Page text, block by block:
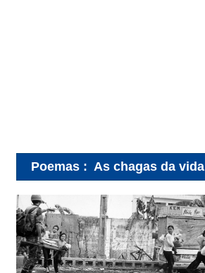
Poemas : As chagas da vida